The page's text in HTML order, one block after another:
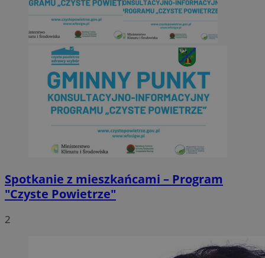
Spotkanie z mieszkańcami – Program
"Czyste Powietrze"
2